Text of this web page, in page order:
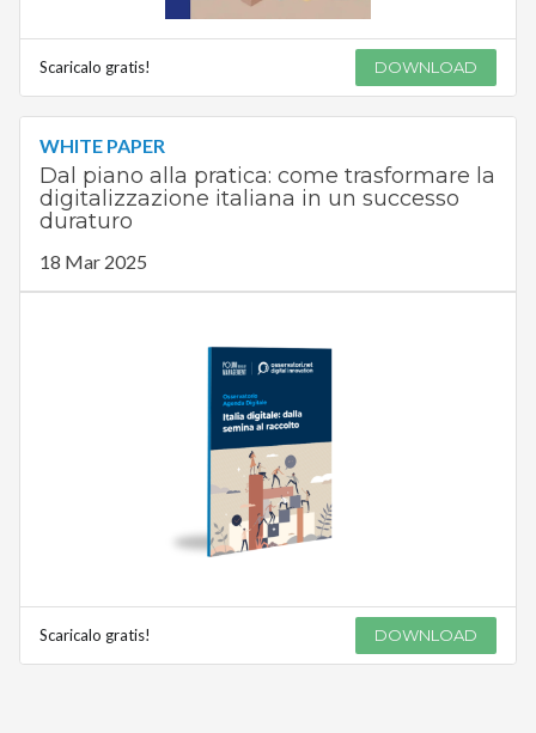
Scaricalo gratis! DOWNLOAD
WHITE PAPER
Dal piano alla pratica: come trasformare la
digitalizzazione italiana in un successo
duraturo
18 Mar 2025
Scaricalo gratis! DOWNLOAD